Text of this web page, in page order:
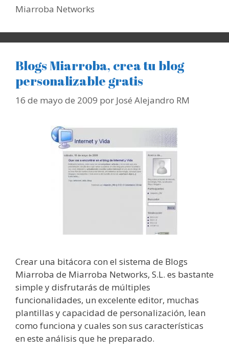
Miarroba Networks
Blogs Miarroba, crea tu blog
personalizable gratis
16 de mayo de 2009 por José Alejandro RM
Crear una bitácora con el sistema de Blogs
Miarroba de Miarroba Networks, S.L. es bastante
simple y disfrutarás de múltiples
funcionalidades, un excelente editor, muchas
plantillas y capacidad de personalización, lean
como funciona y cuales son sus características
en este análisis que he preparado.